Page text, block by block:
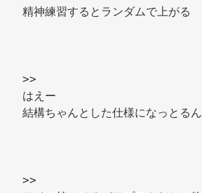
精神練習するとランダムで上がる
>>
はえー
結構ちゃんとした仕様になっとる
>>